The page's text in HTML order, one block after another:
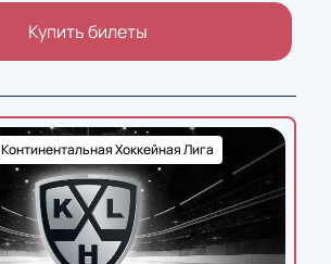
Купить билеты
Континентальная Хоккейная Лига